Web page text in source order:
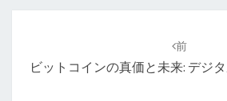
前
ビットコインの真価と未来: デジ